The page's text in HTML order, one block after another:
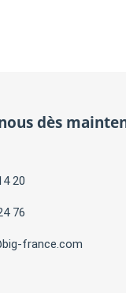
dès
20
76
france.com